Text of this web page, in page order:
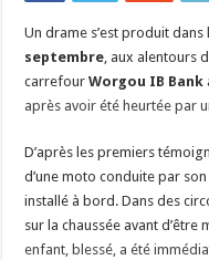
Un drame s’est produit dans
septembre, aux alentours
carrefourWorgou IB Bank
après avoir été heurtée par
D’après les premiers
d’une moto conduite par
installé à bord. Dans des
sur la chaussée avant
enfant, blessé, a été